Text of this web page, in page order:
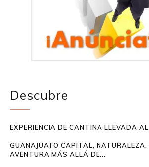
Descubre
EXPERIENCIA DE CANTINA LLEVADA
GUANAJUATO CAPITAL, NATURALEZA,
AVENTURA MÁS ALLÁ DE...